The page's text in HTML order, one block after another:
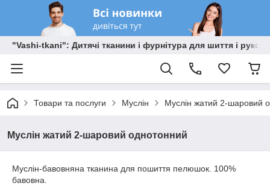
"Vashi-tkani": Дитячі тканини і фурнітура для шиття і
Товари та послуги Муслін Муслін жатий 2-шаровий
Муслін жатий 2-шаровий однотонний
Муслін-бавовняна тканина для пошиття пелюшок. 100%
бавовна.